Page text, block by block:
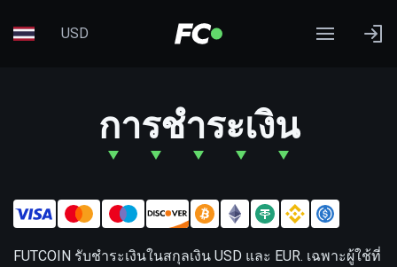
USD
การชำระเงิน
FUTCOIN รับชำระเงินในสกุลเงิน USD และ EUR. เฉพาะผู้ใช้ที่